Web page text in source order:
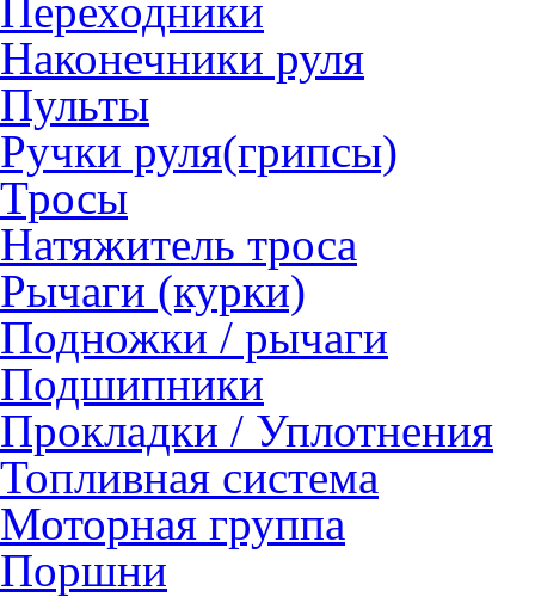
Переходники
Наконечники руля
Пульты
Ручки руля(грипсы)
Тросы
Натяжитель троса
Рычаги (курки)
Подножки / рычаги
Подшипники
Прокладки / Уплотнения
Топливная система
Моторная группа
Поршни